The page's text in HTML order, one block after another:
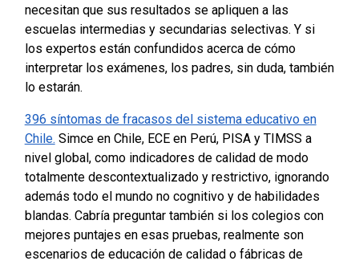
necesitan que sus resultados se apliquen a las
escuelas intermedias y secundarias selectivas. Y si
los expertos están confundidos acerca de cómo
interpretar los exámenes, los padres, sin duda, también
lo estarán.
396 síntomas de fracasos del sistema educativo en
Chile. Simce en Chile, ECE en Perú, PISA y TIMSS a
nivel global, como indicadores de calidad de modo
totalmente descontextualizado y restrictivo, ignorando
además todo el mundo no cognitivo y de habilidades
blandas. Cabría preguntar también si los colegios con
mejores puntajes en esas pruebas, realmente son
escenarios de educación de calidad o fábricas de